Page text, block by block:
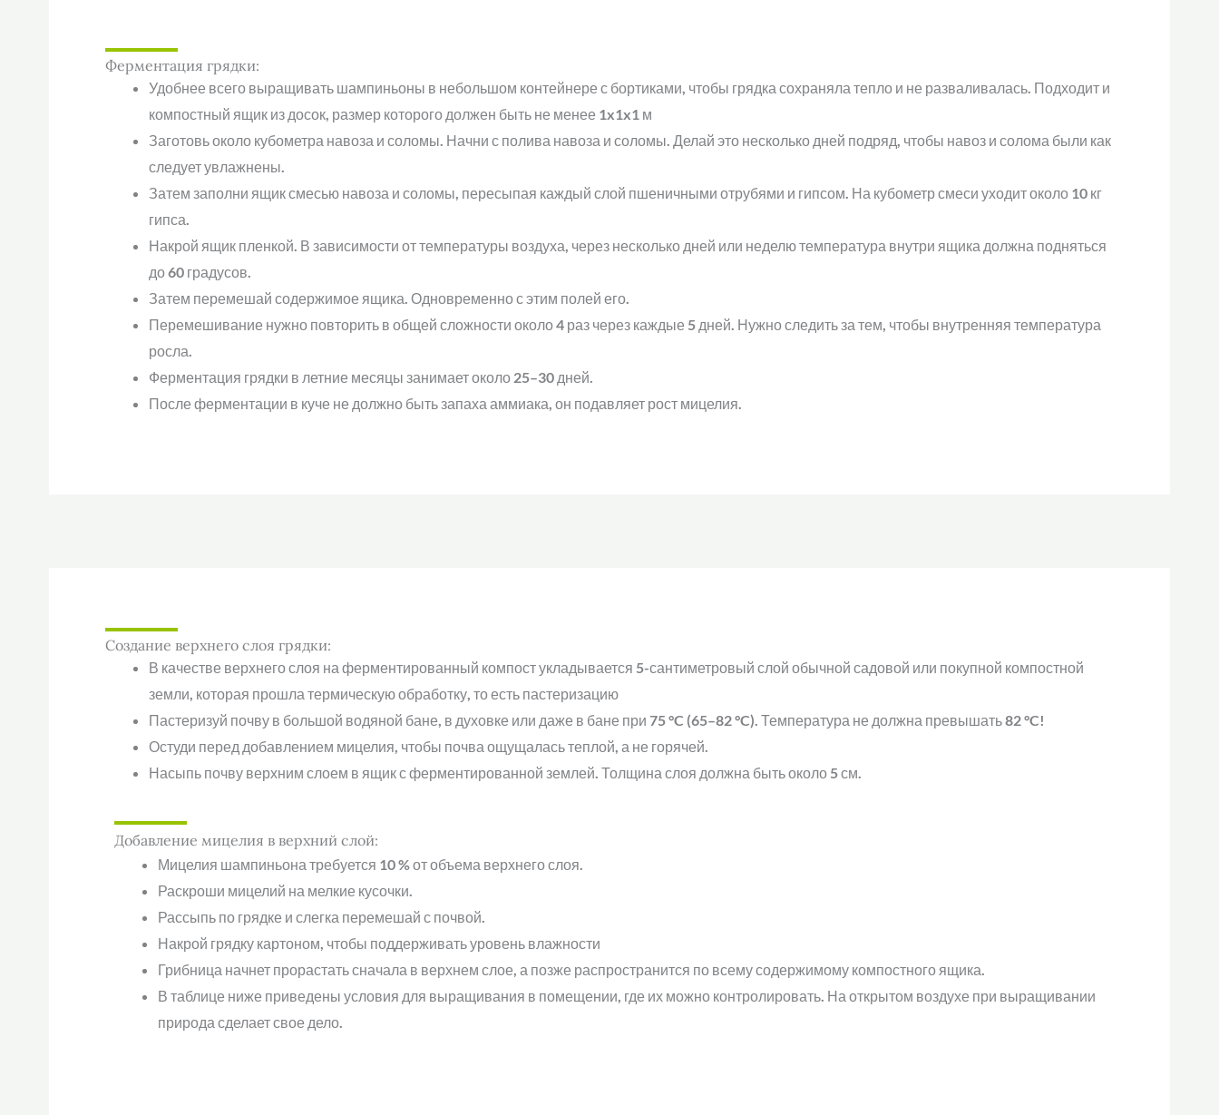
Ферментация грядки:
Удобнее всего выращивать шампиньоны в небольшом контейнере с бортиками, чтобы грядка сохраняла тепло и не разваливалась. Подходит и
компостный ящик из досок, размер которого должен быть не менее 1x1x1 м
Заготовь около кубометра навоза и соломы. Начни с полива навоза и соломы. Делай это несколько дней подряд, чтобы навоз и солома были как
следует увлажнены.
Затем заполни ящик смесью навоза и соломы, пересыпая каждый слой пшеничными отрубями и гипсом. На кубометр смеси уходит около 10 кг
гипса.
Накрой ящик пленкой. В зависимости от температуры воздуха, через несколько дней или неделю температура внутри ящика должна подняться
до 60 градусов.
Затем перемешай содержимое ящика. Одновременно с этим полей его.
Перемешивание нужно повторить в общей сложности около 4 раз через каждые 5 дней. Нужно следить за тем, чтобы внутренняя температура
росла.
Ферментация грядки в летние месяцы занимает около 25–30 дней.
После ферментации в куче не должно быть запаха аммиака, он подавляет рост мицелия.
Создание верхнего слоя грядки:
В качестве верхнего слоя на ферментированный компост укладывается 5-сантиметровый слой обычной садовой или покупной компостной
земли, которая прошла термическую обработку, то есть пастеризацию
Пастеризуй почву в большой водяной бане, в духовке или даже в бане при 75 °C (65–82 °C). Температура не должна превышать 82 °C!
Остуди перед добавлением мицелия, чтобы почва ощущалась теплой, а не горячей.
Насыпь почву верхним слоем в ящик с ферментированной землей. Толщина слоя должна быть около 5 см.
Добавление мицелия в верхний слой:
Мицелия шампиньона требуется 10 % от объема верхнего слоя.
Раскроши мицелий на мелкие кусочки.
Рассыпь по грядке и слегка перемешай с почвой.
Накрой грядку картоном, чтобы поддерживать уровень влажности
Грибница начнет прорастать сначала в верхнем слое, а позже распространится по всему содержимому компостного ящика.
В таблице ниже приведены условия для выращивания в помещении, где их можно контролировать. На открытом воздухе при выращивании
природа сделает свое дело.